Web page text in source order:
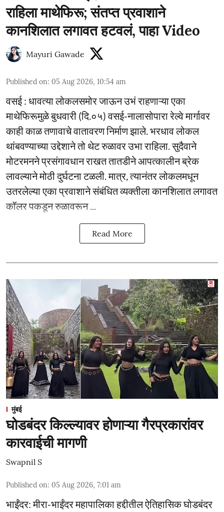
राहिला माथेफिरू; संतप्त प्रवाशाने
कानशिलात लगावत हटवलं, पाहा Video
Mayuri Gawade
Published on: 05 Aug 2026, 10:54 am
वसई : धावत्या लोकलसमोर जाऊन उभं राहणाऱ्या एका
माथेफिरूमुळे बुधवारी (दि.०५) वसई-नालासोपारा रेल्वे मार्गावर
काही काळ तणावाचे वातावरण निर्माण झाले. भरधाव लोकल
थांबवण्याच्या उद्देशाने तो थेट रुळावर उभा राहिला. सुदैवाने
मोटरमनने प्रसंगावधान राखत तातडीने आपत्कालीन ब्रेक
लावल्याने मोठी दुर्घटना टळली. मात्र, त्यानंतर लोकलमधून
उतरलेल्या एका प्रवाशाने संबंधित व्यक्तीला कानशिलात लगावत
कॉलर पकडून रुळावरून ...
Read More
मुंबई
घोडबंदर किल्ल्यावर होणाऱ्या गैरप्रकारांवर
कारवाईची मागणी
Swapnil S
Published on: 05 Aug 2026, 7:01 am
भाईंंदर: मीरा-भाईंदर महापालिका हद्दीतील ऐतिहासिक घोडबंदर